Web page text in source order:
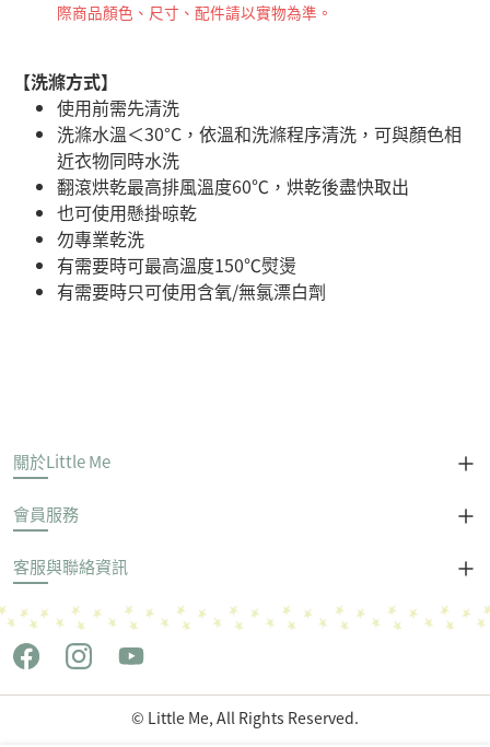
際商品顏色、尺寸、配件請以實物為準。
【洗滌方式】
使用前需先清洗
洗滌水溫＜30°C，依溫和洗滌程序清洗，可與顏色相
近衣物同時水洗
翻滾烘乾最高排風溫度60℃，烘乾後盡快取出
也可使用懸掛晾乾
勿專業乾洗
有需要時可最高溫度150℃熨燙
有需要時只可使用含氧/無氯漂白劑
關於Little Me
會員服務
客服與聯絡資訊
© Little Me, All Rights Reserved.